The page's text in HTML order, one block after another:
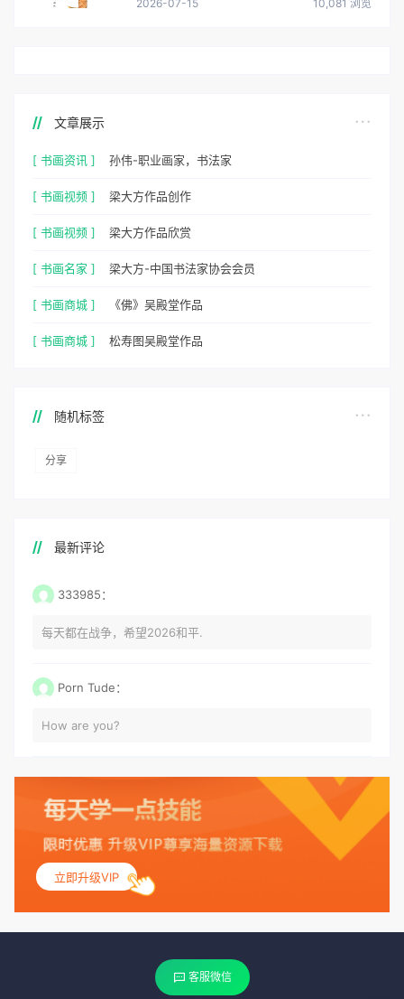
2026-07-15 10,081 浏览
文章展示
[ 书画资讯 ] 孙伟-职业画家，书法家
[ 书画视频 ] 梁大方作品创作
[ 书画视频 ] 梁大方作品欣赏
[ 书画名家 ] 梁大方-中国书法家协会会员
[ 书画商城 ] 《佛》吴殿堂作品
[ 书画商城 ] 松寿图吴殿堂作品
随机标签
分享
最新评论
333985：
每天都在战争，希望2026和平.
Porn Tude：
How are you?
立即升级VIP
客服微信